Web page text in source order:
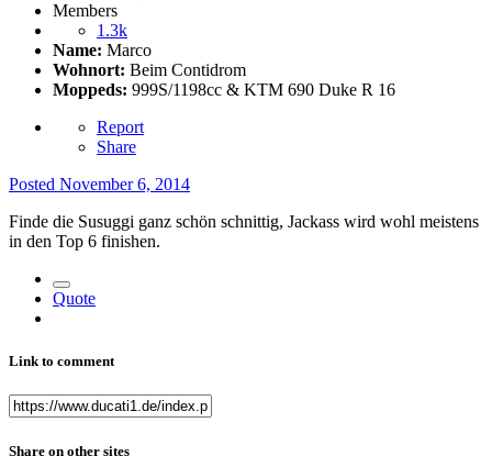
Members
1.3k
Name: Marco
Wohnort: Beim Contidrom
Moppeds: 999S/1198cc & KTM 690 Duke R 16
Report
Share
Posted November 6, 2014
Finde die Susuggi ganz schön schnittig, Jackass wird wohl meistens
in den Top 6 finishen.
Quote
Link to comment
Share on other sites